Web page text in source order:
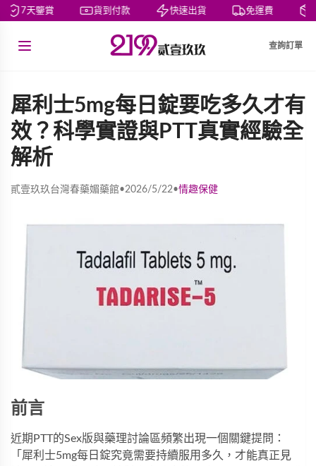
7天鑒賞 貨到付款 快速出貨 免運費 私
查詢訂單
犀利士5mg每日錠要吃多久才有
效？科學實證與PTT真實經驗全
解析
貳壹玖玖台灣春藥媚藥館•2026/5/22•情趣保健
前言
近期PTT的Sex版與藥理討論區頻繁出現一個關鍵提問：
「 犀利士5mg每日錠究竟需要持續服用多久，才能真正見